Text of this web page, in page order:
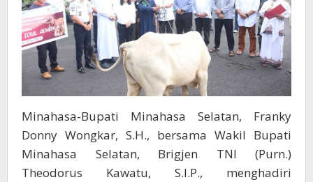
Minahasa-Bupati Minahasa Selatan, Franky
Donny Wongkar, S.H., bersama Wakil Bupati
Minahasa Selatan, Brigjen TNI (Purn.)
Theodorus Kawatu, S.I.P., menghadiri